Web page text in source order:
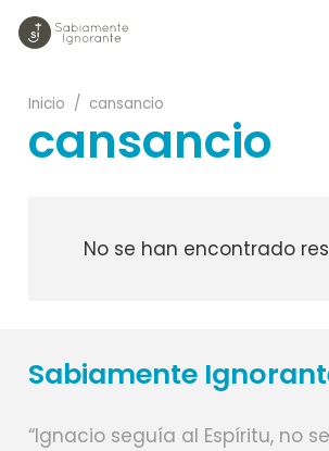
Inicio / cansancio
cansancio
No se han encontrado
Sabiamente
“Ignacio seguía al Espíritu, no